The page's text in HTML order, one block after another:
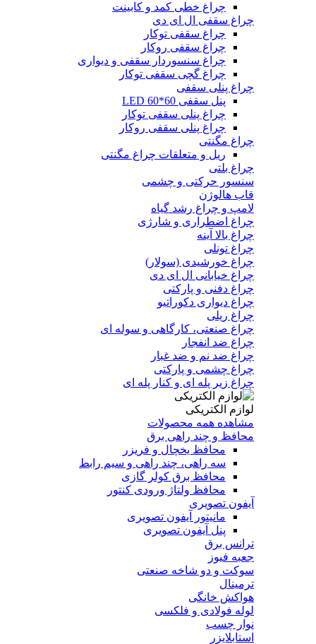
چراغ خطی کمد و کابینت
چراغ سقفی ال ای دی
چراغ سقفی توکار
چراغ سقفی روکار
چراغ سنسوردار سقفی و دیواری
چراغ گچی سقفی توکار
چراغ پنلی سقفی
پنل سقفی 60*60 LED
چراغ پنلی سقفی توکار
چراغ پنلی سقفی روکار
چراغ مگنتی
ریل و متعلقات چراغ مگنتی
چراغ بلتی
سنسور حرکتی و چشمی
قاب هالوژن
لامپ و چراغ رشد گیاه
چراغ اضطراری و شارژی
چراغ بالا آینه
چراغ تونلی
چراغ خورشیدی (سولار)
چراغ خیابانی ال ای دی
چراغ دفنی و پارکتی
چراغ دیواری دکوراتیو
چراغ ریلی
چراغ صنعتی، کارگاهی و سوله ای
چراغ ضد انفجار
چراغ ضد نم و ضد غبار
چراغ چشمی و پارکتی
چراغ‌ زیر‌ پله‌ ای و کنار‌ پله‌ ای
لوازم الکتریکی
مشاهده همه محصولات
محافظ و چند راهی برق
محافظ یخچال و فریزر
سه راهی، چند راهی و سیم رابط
محافظ برق کولر گازی
محافظ ولتاژ ورودی کنتور
آیفون تصویری
مانیتور آیفون تصویری
پنل آیفون تصویری
ترانس برق
جعبه فیوز
سوکت و دو شاخه صنعتی
ترمینال
هواکش خانگی
لوله فولادی و فلکسی
نوار چسب
استابلایزر